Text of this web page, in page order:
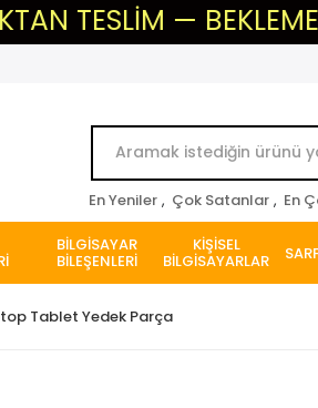
— BEKLEME YOK,
En Yeniler , Çok Satanlar , En
BİLGİSAYAR
BİLEŞENLERİ
KİŞİSEL
BİLGİSAYARLAR
Tablet Yedek Parça